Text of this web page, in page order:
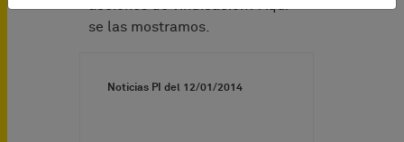
se las mostramos.
Noticias PI del 12/01/2014